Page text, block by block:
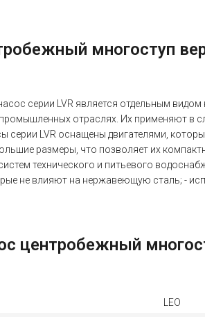
многоступ
серии LVR является отдельным
отраслях. Их применяют в
серии LVR оснащены двигателями,
размеры, что позволяет их
технического и питьевого
не влияют на нержавеющую сталь; -
центробежный
LEO